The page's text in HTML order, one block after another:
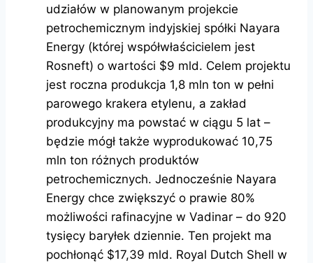
udziałów w planowanym projekcie
petrochemicznym indyjskiej spółki Nayara
Energy (której współwłaścicielem jest
Rosneft) o wartości $9 mld. Celem projektu
jest roczna produkcja 1,8 mln ton w pełni
parowego krakera etylenu, a zakład
produkcyjny ma powstać w ciągu 5 lat –
będzie mógł także wyprodukować 10,75
mln ton różnych produktów
petrochemicznych. Jednocześnie Nayara
Energy chce zwiększyć o prawie 80%
możliwości rafinacyjne w Vadinar – do 920
tysięcy baryłek dziennie. Ten projekt ma
pochłonąć $17,39 mld. Royal Dutch Shell w